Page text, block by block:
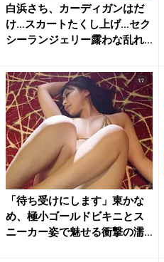
白浜さち、カーディガンはだ
け…スカートたくし上げ…セク
シーランジェリー露わな乱れ...
「待ち受けにします」東かな
め、極小ゴールドビキニとス
ニーカー姿で魅せる衝撃の濡